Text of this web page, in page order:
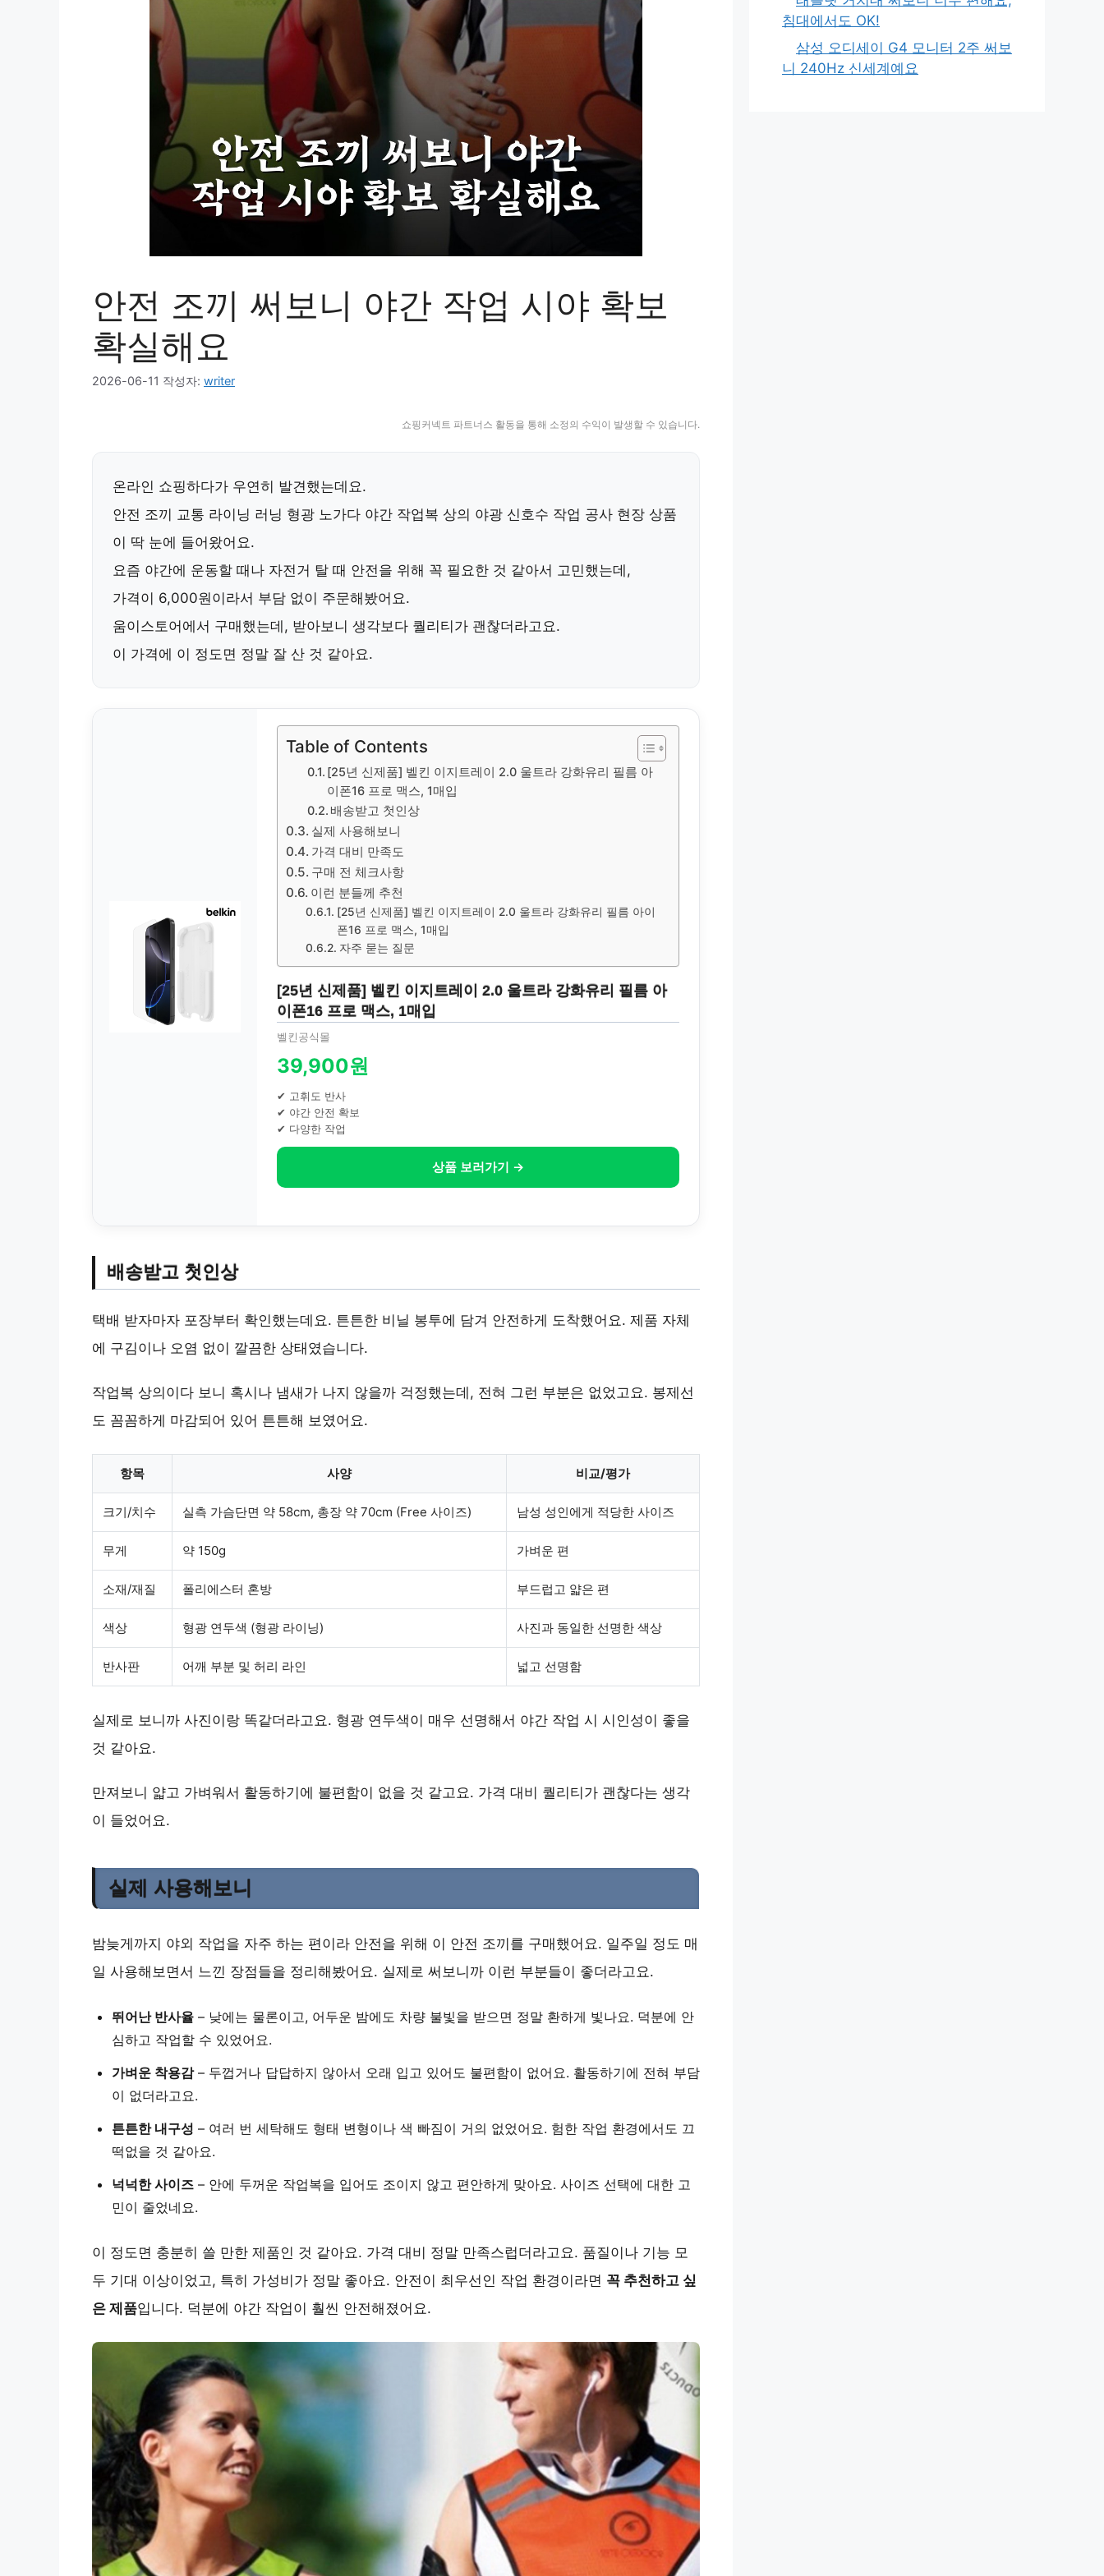
안전 조끼 써보니 야간 작업 시야 확보
확실해요
2026-06-11 작성자: writer
쇼핑커넥트 파트너스 활동을 통해 소정의 수익이 발생할 수 있습니다.
온라인 쇼핑하다가 우연히 발견했는데요.
안전 조끼 교통 라이닝 러닝 형광 노가다 야간 작업복 상의 야광 신호수 작업 공사 현장 상품
이 딱 눈에 들어왔어요.
요즘 야간에 운동할 때나 자전거 탈 때 안전을 위해 꼭 필요한 것 같아서 고민했는데,
가격이 6,000원이라서 부담 없이 주문해봤어요.
움이스토어에서 구매했는데, 받아보니 생각보다 퀄리티가 괜찮더라고요.
이 가격에 이 정도면 정말 잘 산 것 같아요.
Table of Contents
[25년 신제품] 벨킨 이지트레이 2.0 울트라 강화유리 필름 아
이폰16 프로 맥스, 1매입
배송받고 첫인상
실제 사용해보니
가격 대비 만족도
구매 전 체크사항
이런 분들께 추천
[25년 신제품] 벨킨 이지트레이 2.0 울트라 강화유리 필름 아이
폰16 프로 맥스, 1매입
자주 묻는 질문
[25년 신제품] 벨킨 이지트레이 2.0 울트라 강화유리 필름 아
이폰16 프로 맥스, 1매입
벨킨공식몰
39,900원
✔ 고휘도 반사
✔ 야간 안전 확보
✔ 다양한 작업
상품 보러가기 →
배송받고 첫인상
택배 받자마자 포장부터 확인했는데요. 튼튼한 비닐 봉투에 담겨 안전하게 도착했어요. 제품 자체
에 구김이나 오염 없이 깔끔한 상태였습니다.
작업복 상의이다 보니 혹시나 냄새가 나지 않을까 걱정했는데, 전혀 그런 부분은 없었고요. 봉제선
도 꼼꼼하게 마감되어 있어 튼튼해 보였어요.
항목 사양 비교/평가
크기/치수 실측 가슴단면 약 58cm, 총장 약 70cm (Free 사이즈) 남성 성인에게 적당한 사이즈
무게 약 150g 가벼운 편
소재/재질 폴리에스터 혼방 부드럽고 얇은 편
색상 형광 연두색 (형광 라이닝) 사진과 동일한 선명한 색상
반사판 어깨 부분 및 허리 라인 넓고 선명함
실제로 보니까 사진이랑 똑같더라고요. 형광 연두색이 매우 선명해서 야간 작업 시 시인성이 좋을
것 같아요.
만져보니 얇고 가벼워서 활동하기에 불편함이 없을 것 같고요. 가격 대비 퀄리티가 괜찮다는 생각
이 들었어요.
실제 사용해보니
밤늦게까지 야외 작업을 자주 하는 편이라 안전을 위해 이 안전 조끼를 구매했어요. 일주일 정도 매
일 사용해보면서 느낀 장점들을 정리해봤어요. 실제로 써보니까 이런 부분들이 좋더라고요.
뛰어난 반사율 – 낮에는 물론이고, 어두운 밤에도 차량 불빛을 받으면 정말 환하게 빛나요. 덕분에 안
심하고 작업할 수 있었어요.
가벼운 착용감– 두껍거나 답답하지 않아서 오래 입고 있어도 불편함이 없어요. 활동하기에 전혀 부담
이 없더라고요.
튼튼한 내구성 – 여러 번 세탁해도 형태 변형이나 색 빠짐이 거의 없었어요. 험한 작업 환경에서도 끄
떡없을 것 같아요.
넉넉한 사이즈 – 안에 두꺼운 작업복을 입어도 조이지 않고 편안하게 맞아요. 사이즈 선택에 대한 고
민이 줄었네요.
이 정도면 충분히 쓸 만한 제품인 것 같아요. 가격 대비 정말 만족스럽더라고요. 품질이나 기능 모
두 기대 이상이었고, 특히 가성비가 정말 좋아요. 안전이 최우선인 작업 환경이라면 꼭 추천하고 싶
은 제품입니다. 덕분에 야간 작업이 훨씬 안전해졌어요.
침대에서도 OK!
삼성 오디세이 G4 모니터 2주 써보
니 240Hz 신세계예요